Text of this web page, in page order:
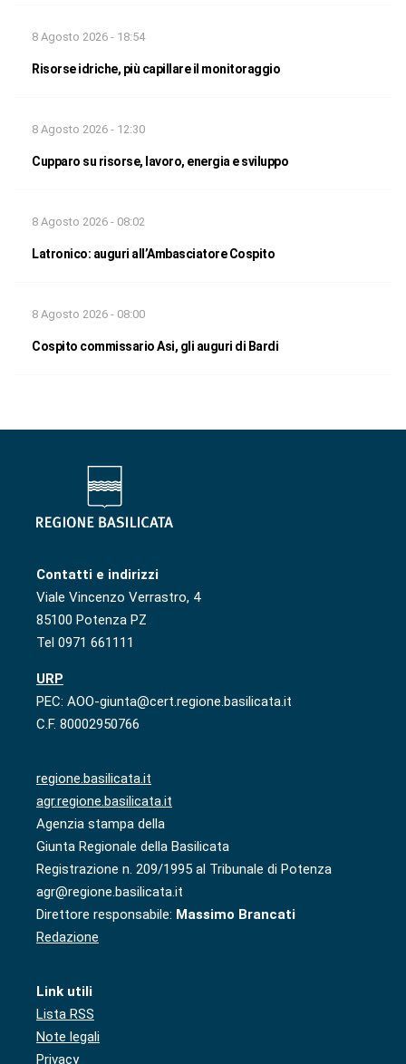
8 Agosto 2026 - 18:54
Risorse idriche, più capillare il monitoraggio
8 Agosto 2026 - 12:30
Cupparo su risorse, lavoro, energia e sviluppo
8 Agosto 2026 - 08:02
Latronico: auguri all’Ambasciatore Cospito
8 Agosto 2026 - 08:00
Cospito commissario Asi, gli auguri di Bardi
Contatti e indirizzi
Viale Vincenzo Verrastro, 4
85100 Potenza PZ
Tel 0971 661111
URP
PEC: AOO-giunta@cert.regione.basilicata.it
C.F. 80002950766
regione.basilicata.it
agr.regione.basilicata.it
Agenzia stampa della
Giunta Regionale della Basilicata
Registrazione n. 209/1995 al Tribunale di Potenza
agr@regione.basilicata.it
Direttore responsabile: Massimo Brancati
Redazione
Link utili
Lista RSS
Note legali
Privacy